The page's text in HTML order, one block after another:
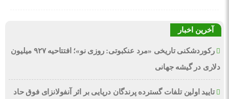
آخرین اخبار
رکوردشکنی تاریخی «مرد عنکبوتی: روزی نو»؛ افتتاحیه ۹۲۷ میلیون
دلاری در گیشه جهانی
تایید اولین تلفات گسترده پرندگان دریایی بر اثر آنفولانزای فوق حاد